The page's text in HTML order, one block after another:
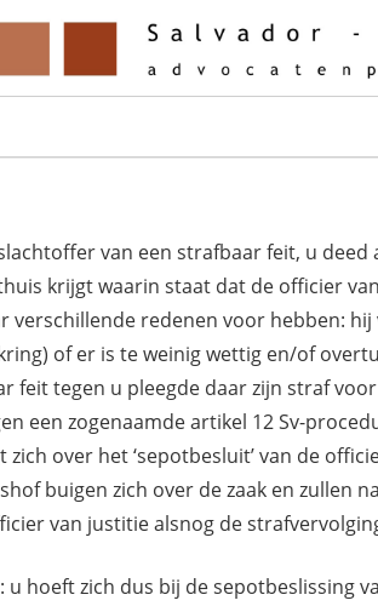
van een strafbaar feit, u
krijgt waarin staat dat de officier
verschillende redenen voor hebben:
of er is te weinig wettig en/of
feit tegen u pleegde daar zijn straf
een zogenaamde artikel 12 Sv-
zich over het ‘sepotbesluit’ van de
buigen zich over de zaak en zullen
van justitie alsnog de
u hoeft zich dus bij de sepotbeslissing